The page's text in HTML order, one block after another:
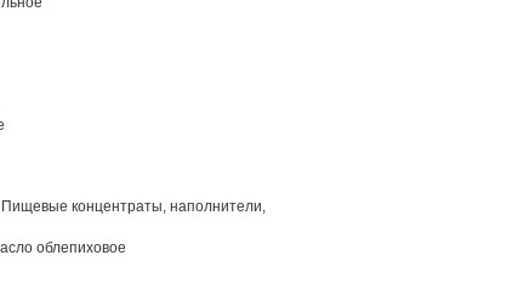
концентраты, наполнители,
облепиховое